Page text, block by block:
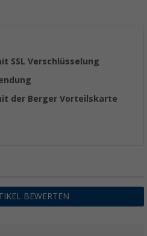
SSL Verschlüsselung
der Berger Vorteilskarte
BEWERTEN